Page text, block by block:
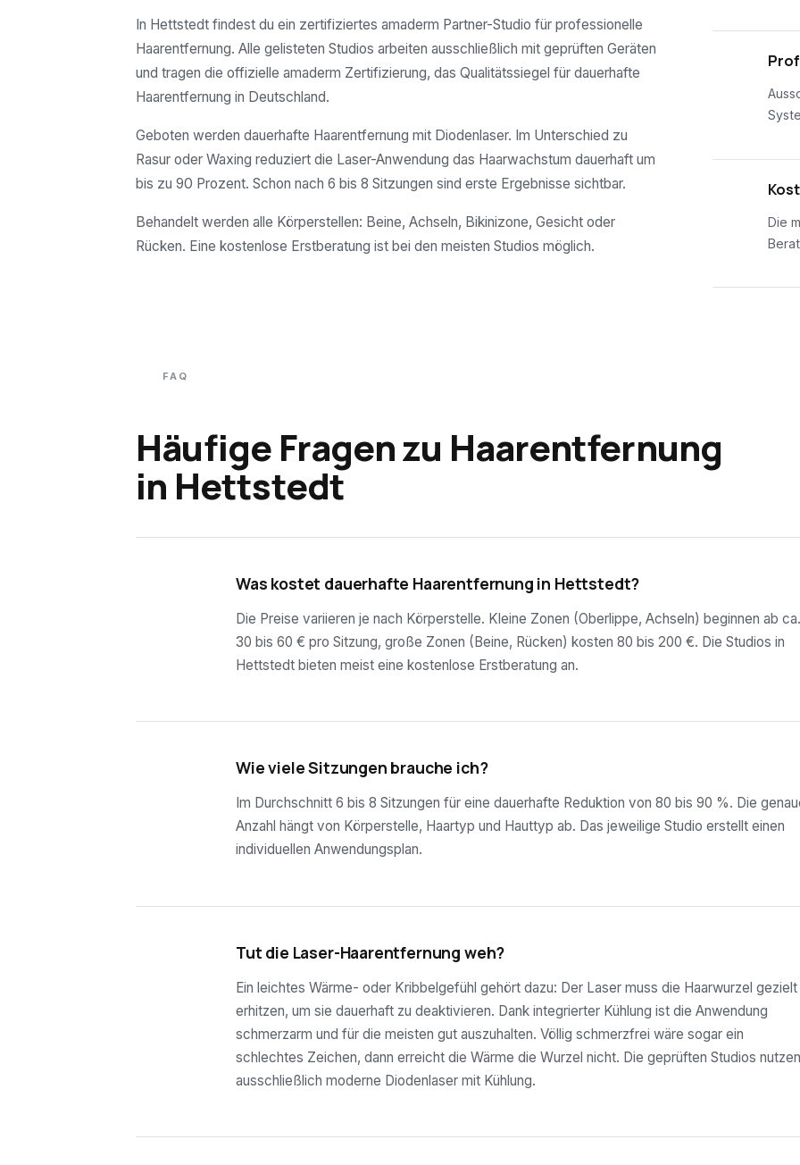
In Hettstedt findest du ein zertifiziertes amaderm Partner-Studio für professionelle
Haarentfernung. Alle gelisteten Studios arbeiten ausschließlich mit geprüften Geräten
und tragen die offizielle amaderm Zertifizierung, das Qualitätssiegel für dauerhafte
Haarentfernung in Deutschland.
Geboten werden dauerhafte Haarentfernung mit Diodenlaser. Im Unterschied zu
Rasur oder Waxing reduziert die Laser-Anwendung das Haarwachstum dauerhaft um
bis zu 90 Prozent. Schon nach 6 bis 8 Sitzungen sind erste Ergebnisse sichtbar.
Behandelt werden alle Körperstellen: Beine, Achseln, Bikinizone, Gesicht oder
Rücken. Eine kostenlose Erstberatung ist bei den meisten Studios möglich.
Die
FAQ
Häufige Fragen zu Haarentfernung
in Hettstedt
Was kostet dauerhafte Haarentfernung in Hettstedt?
Die Preise variieren je nach Körperstelle. Kleine Zonen (Oberlippe, Achseln) beginnen ab ca.
30 bis 60 € pro Sitzung, große Zonen (Beine, Rücken) kosten 80 bis 200 €. Die Studios in
Hettstedt bieten meist eine kostenlose Erstberatung an.
Wie viele Sitzungen brauche ich?
Im Durchschnitt 6 bis 8 Sitzungen für eine dauerhafte Reduktion von 80 bis 90 %. Die
Anzahl hängt von Körperstelle, Haartyp und Hauttyp ab. Das jeweilige Studio erstellt einen
individuellen Anwendungsplan.
Tut die Laser-Haarentfernung weh?
Ein leichtes Wärme- oder Kribbelgefühl gehört dazu: Der Laser muss die Haarwurzel gezielt
erhitzen, um sie dauerhaft zu deaktivieren. Dank integrierter Kühlung ist die Anwendung
schmerzarm und für die meisten gut auszuhalten. Völlig schmerzfrei wäre sogar ein
schlechtes Zeichen, dann erreicht die Wärme die Wurzel nicht. Die geprüften Studios nutzen
ausschließlich moderne Diodenlaser mit Kühlung.